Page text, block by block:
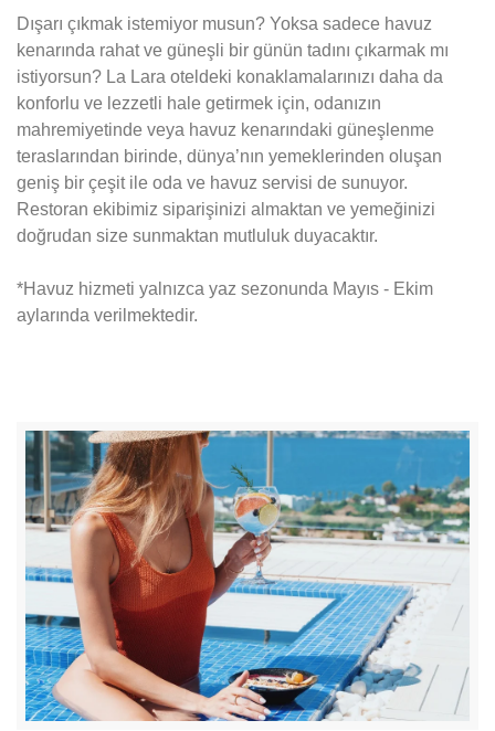
Dışarı çıkmak istemiyor musun? Yoksa sadece havuz
kenarında rahat ve güneşli bir günün tadını çıkarmak mı
istiyorsun? La Lara oteldeki konaklamalarınızı daha da
konforlu ve lezzetli hale getirmek için, odanızın
mahremiyetinde veya havuz kenarındaki güneşlenme
teraslarından birinde, dünya’nın yemeklerinden oluşan
geniş bir çeşit ile oda ve havuz servisi de sunuyor.
Restoran ekibimiz siparişinizi almaktan ve yemeğinizi
doğrudan size sunmaktan mutluluk duyacaktır.
*Havuz hizmeti yalnızca yaz sezonunda Mayıs - Ekim
aylarında verilmektedir.